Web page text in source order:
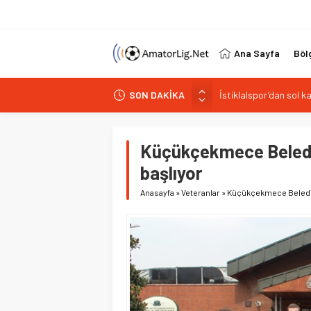
Ana Sayfa
SON DAKİKA
Paşabahçespor’da
İstanbul Gençlerbirliği
Kuzeyin Kaplanları
Küçükçekmece
başlıyor
Anasayfa »Veteranlar » Küçükçekmece